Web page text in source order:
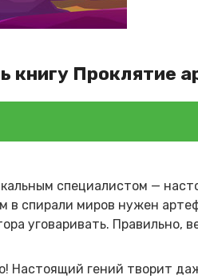
книгу Проклятие
специалистом —
в спирали миров нужен
уговаривать. Правильно,
Настоящий гений творит